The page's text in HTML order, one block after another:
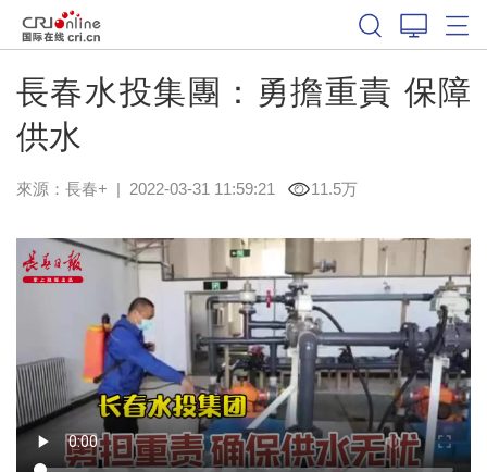
長春水投集團：勇擔重責 保障
供水
來源： 長春+ | 2022-03-31 11:59:21 11.5万